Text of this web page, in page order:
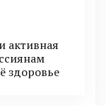
активная
здоровье